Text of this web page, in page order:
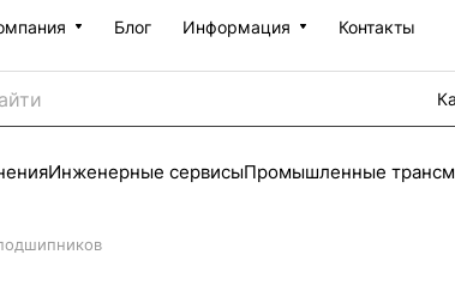
Блог Информация Контакты
Инженерные сервисыПромышленные